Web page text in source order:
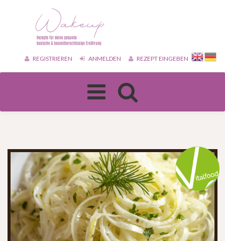
REGISTRIEREN ANMELDEN REZEPT EINGEBEN
Toggle
navigation